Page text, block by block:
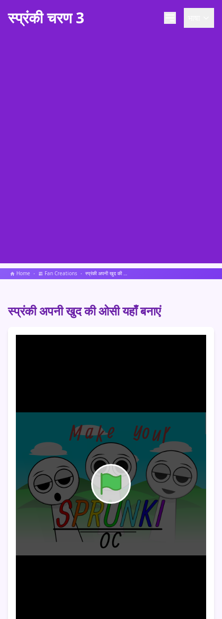
स्प्रंकी चरण 3
Home Fan Creations स्प्रंकी अपनी खुद की ओसी यहाँ बनाएं
स्प्रंकी अपनी खुद की ओसी यहाँ बनाएं